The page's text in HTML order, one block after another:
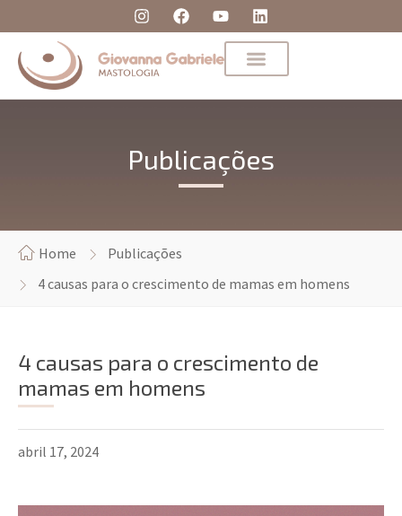
Publicações
Home
Publicações
4 causas para o crescimento de mamas em homens
4 causas para o crescimento de
mamas em homens
abril 17, 2024